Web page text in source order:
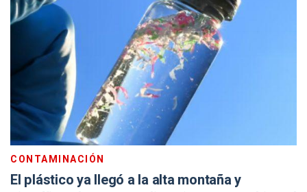
CONTAMINACIÓN
El plástico ya llegó a la alta montaña y